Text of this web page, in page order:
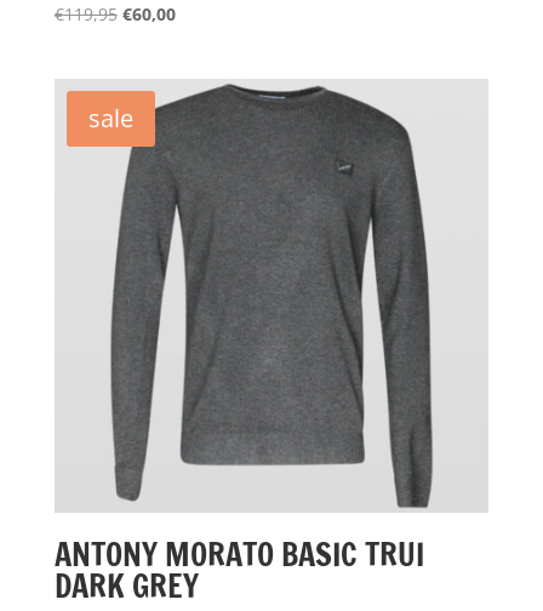
€119,95 Oorspronkelijke
€119,95.
€60,00Huidige
€60,00.
sale
ANTONY MORATO BASIC TRUI
DARK GREY